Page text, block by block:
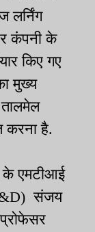
लर्निंग
कंपनी के
किए गए
मुख्य
करना है.
के एमटीआई
संजय